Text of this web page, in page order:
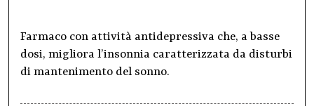
Farmaco con attività antidepressiva che, a basse
dosi, migliora l’insonnia caratterizzata da disturbi
di mantenimento del sonno.